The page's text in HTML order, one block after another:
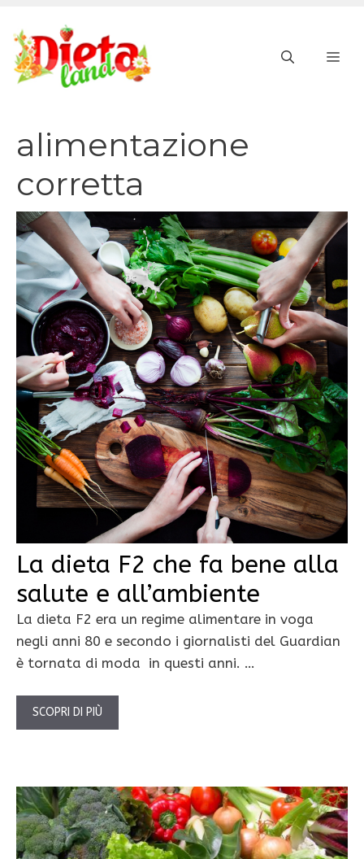
contenuto
alimentazione
corretta
La dieta F2 che fa bene alla
salute e all’ambiente
La dieta F2 era un regime alimentare in voga
negli anni 80 e secondo i giornalisti del Guardian
è tornata di moda in questi anni. …
SCOPRI DI PIÙ